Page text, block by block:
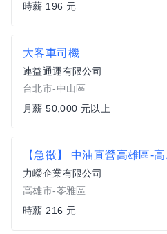
時薪 196 元
大客車司機
連益通運有限公司
台北市-中山區
月薪 50,000 元以上
【急徵】 中油直營高雄區-
力嶸企業有限公司
高雄市-苓雅區
時薪 216 元